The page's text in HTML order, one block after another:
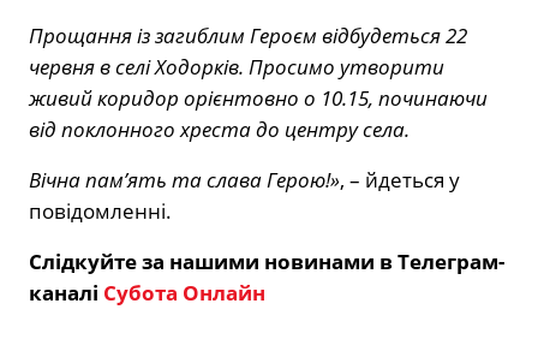
Прощання із загиблим Героєм відбудеться 22
червня в селі Ходорків. Просимо утворити
живий коридор орієнтовно о 10.15, починаючи
від поклонного хреста до центру села.
Вічна пам’ять та слава Герою!», – йдеться у
повідомленні.
Слідкуйте за нашими новинами в Телеграм-
каналі Субота Онлайн